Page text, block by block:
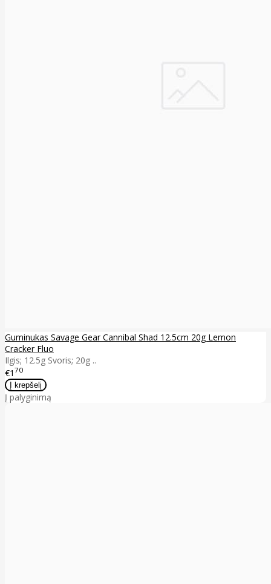
Guminukas Savage Gear Cannibal Shad 12.5cm 20g Lemon
Cracker Fluo
Ilgis; 12.5g Svoris; 20g ..
€1 70
Į palyginimą